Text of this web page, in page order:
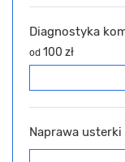
Diagnostyka
od 100 zł
Naprawa usterki